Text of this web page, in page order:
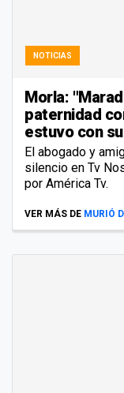
NOTICIAS
Morla:
paternidad
estuvo con
El abogado y
silencio en Tv
por América Tv.
VER MÁS DE MURIÓ